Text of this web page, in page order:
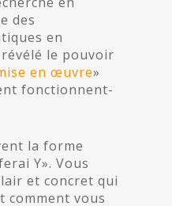
des
en
le pouvoir
en œuvre»
fonctionnent-
la forme
Y». Vous
et concret qui
comment vous